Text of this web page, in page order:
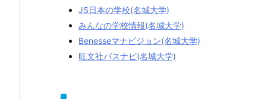
JS日本の学校(名城大学)
みんなの学校情報(名城大学)
Benesseマナビジョン(名城大学)
旺文社パスナビ(名城大学)